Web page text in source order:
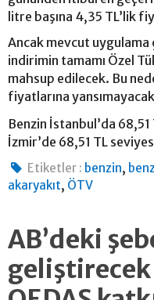
litre başına 4,35 TL’lik
Ancak mevcut uygulama
indirimin tamamı Özel
mahsup edilecek. Bu
fiyatlarına
Benzin İstanbul’da
İzmir’de 68,51 TL
Etiketler : benzin,
akaryakıt, ÖTV
AB’deki
geliştirecek